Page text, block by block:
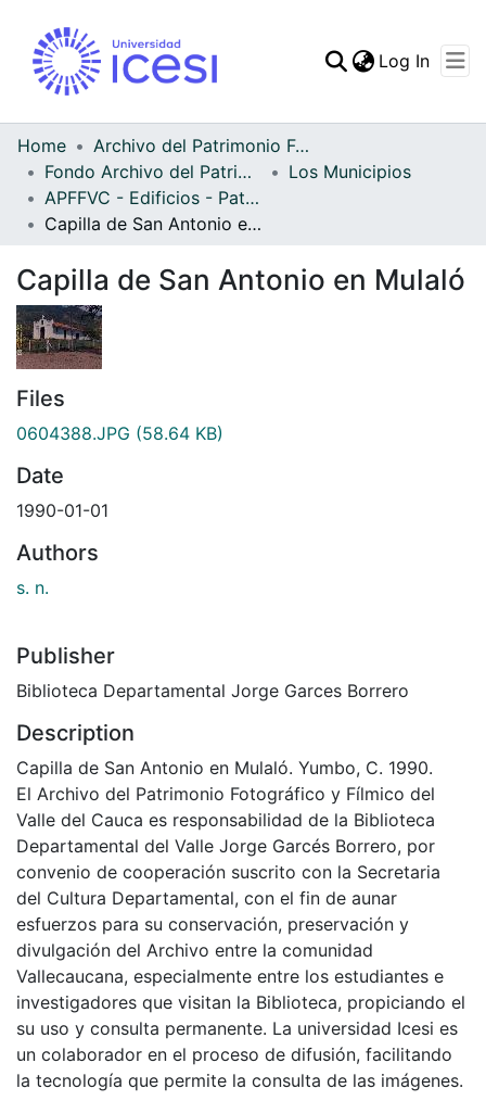
Statistics
Log In
Home
Archivo del Patrimonio Fotográfico y Fílmico del Valle del Cauca
Fondo Archivo del Patrimonio Fotográfico y Fílmico del Valle del Cauca
Los Municipios
APFFVC - Edificios - Patrimonial
Capilla de San Antonio en Mulaló
Capilla de San Antonio en Mulaló
Files
0604388.JPG (58.64 KB)
Date
1990-01-01
Authors
s. n.
Publisher
Biblioteca Departamental Jorge Garces Borrero
Description
Capilla de San Antonio en Mulaló. Yumbo, C. 1990.
El Archivo del Patrimonio Fotográfico y Fílmico del
Valle del Cauca es responsabilidad de la Biblioteca
Departamental del Valle Jorge Garcés Borrero, por
convenio de cooperación suscrito con la Secretaria
del Cultura Departamental, con el fin de aunar
esfuerzos para su conservación, preservación y
divulgación del Archivo entre la comunidad
Vallecaucana, especialmente entre los estudiantes e
investigadores que visitan la Biblioteca, propiciando el
su uso y consulta permanente. La universidad Icesi es
un colaborador en el proceso de difusión, facilitando
la tecnología que permite la consulta de las imágenes.